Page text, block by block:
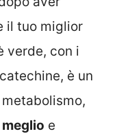
il tuo miglior
verde, con i
è un
e